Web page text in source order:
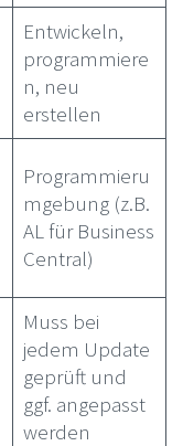
Entwickeln,
programmiere
n, neu
erstellen
Programmieru
mgebung (z.B.
AL für Business
Central)
Muss bei
jedem Update
geprüft und
ggf. angepasst
werden